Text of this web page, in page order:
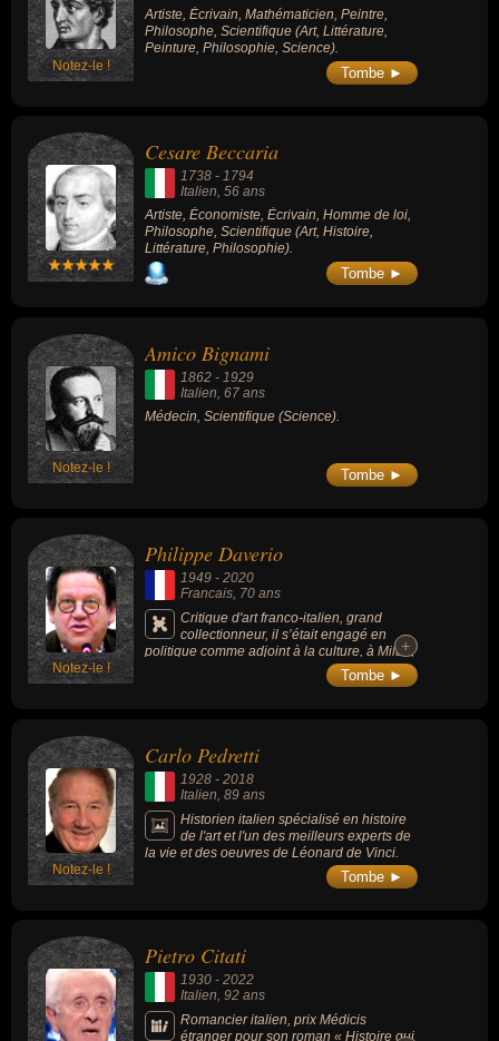
Notez-le !
Artiste, Écrivain, Mathématicien, Peintre,
Philosophe, Scientifique (Art, Littérature,
Peinture, Philosophie, Science).
Tombe ►
Cesare Beccaria
1738 - 1794
Italien, 56 ans
Artiste, Économiste, Écrivain, Homme de loi,
Philosophe, Scientifique (Art, Histoire,
Littérature, Philosophie).
Tombe ►
Notez-le !
Amico Bignami
1862 - 1929
Italien , 67 ans
Médecin, Scientifique (Science).
Tombe ►
Notez-le !
Philippe Daverio
1949 - 2020
Francais, 70 ans
Critique d'art franco-italien, grand
collectionneur, il s’était engagé en
politique comme adjoint à la culture, à Milan,
avant d’animer à la télévision une émission
+
+
Tombe ►
Notez-le !
Carlo Pedretti
1928 - 2018
Italien, 89 ans
Historien italien spécialisé en histoire
de l'art et l'un des meilleurs experts de
la vie et des oeuvres de Léonard de Vinci.
Tombe ►
Pietro Citati
1930 - 2022
Italien, 92 ans
Romancier italien, prix Médicis
étranger pour son roman « Histoire qui